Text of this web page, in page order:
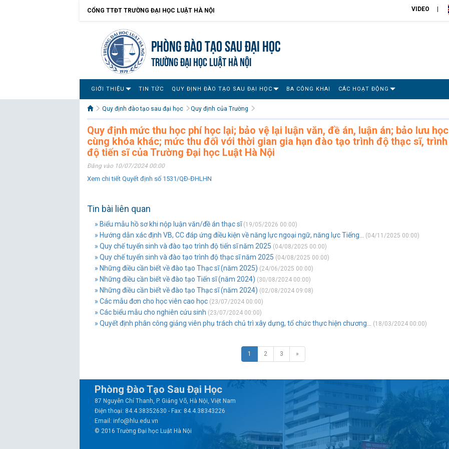
CỔNG TTĐT TRƯỜNG ĐẠI HỌC LUẬT HÀ NỘI VIDEO
Phòng Đào tạo Sau đại học
TRƯỜNG ĐẠI HỌC LUẬT HÀ NỘI
GIỚI THIỆU TIN TỨC QUY ĐỊNH ĐÀO TẠO SAU ĐẠI HỌC BA CÔNG KHAI CÁC HOẠT ĐỘNG
Quy định đào tạo sau đại học Quy định của Trường
Quy định mức thu học phí học lại; bảo vệ lại luận văn, đề án, luận án; bảo lưu học
cùng khóa khác; mức thu đối với thời gian gia hạn đào tạo trình độ thạc sĩ, trình
độ tiến sĩ của Trường Đại học Luật Hà Nội
Đăng vào 10/07/2024 00:00
Xem chi tiết Quyết định số 1531/QĐ-ĐHLHN
Tin bài liên quan
» Biểu mẫu hồ sơ khi nộp luận văn/đề án thạc sĩ(19/05/2026 00:00)
» Hướng dẫn xác định VB, CC đáp ứng điều kiện về năng lực ngoại ngữ, năng lực Tiếng... (04/11/2025 00:00)
» Quy chế tuyển sinh và đào tạo trình độ tiến sĩ năm 2025 (04/08/2025 00:00)
» Quy chế tuyển sinh và đào tạo trình độ thạc sĩ năm 2025 (04/08/2025 00:00)
» Những điều cần biết về đào tạo Thạc sĩ (năm 2025) (24/06/2025 00:00)
» Những điều cần biết về đào tạo Tiến sĩ (năm 2024) (30/08/2024 00:00)
» Những điều cần biết về đào tạo Thạc sĩ (năm 2024) (02/08/2024 09:08)
» Các mẫu đơn cho học viên cao học (23/07/2024 00:00)
» Các biểu mẫu cho nghiên cứu sinh (23/07/2024 00:00)
» Quyết định phân công giảng viên phụ trách chủ trì xây dựng, tổ chức thực hiện chương... (18/03/2024 00:00)
1 2 3 »
Phòng Đào Tạo Sau Đại Học
87 Nguyễn Chí Thanh, P. Giảng Võ, Hà Nội, Việt Nam
Điện thoại: 84.4.38352630 - Fax: 84.4.38343226
Email: info@hlu.edu.vn
© 2016 Trường Đại học Luật Hà Nội